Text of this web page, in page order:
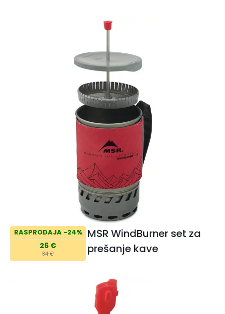
RASPRODAJA -24%
26 €
34 €
MSR WindBurner set za
prešanje kave